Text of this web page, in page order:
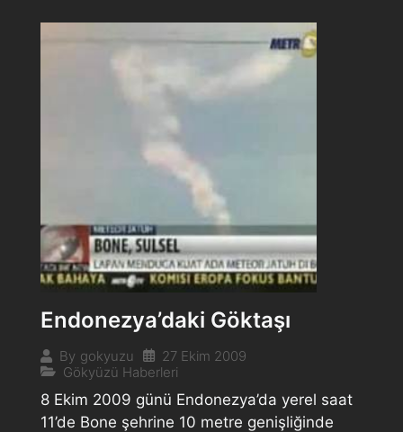
Endonezya’daki Göktaşı
By gokyuzu
27 Ekim 2009
Gökyüzü Haberleri
8 Ekim 2009 günü Endonezya’da yerel saat
11’de Bone şehrine 10 metre genişliğinde